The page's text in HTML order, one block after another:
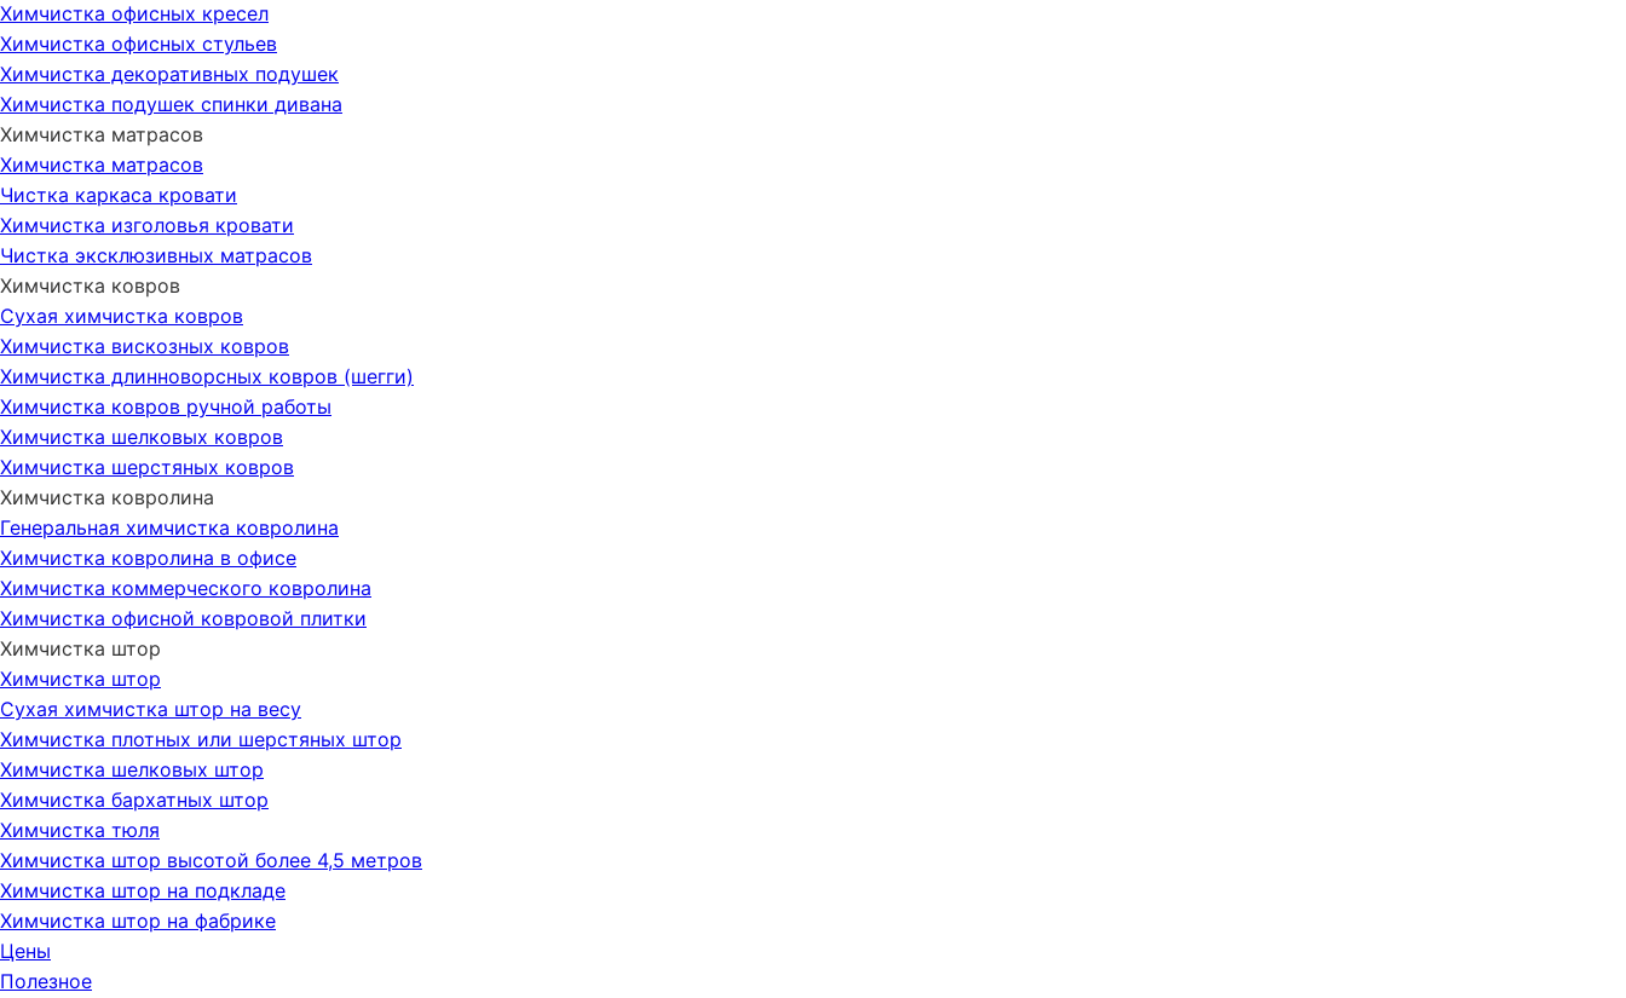
Химчистка офисных кресел
Химчистка офисных стульев
Химчистка декоративных подушек
Химчистка подушек спинки дивана
Химчистка матрасов
Химчистка матрасов
Чистка каркаса кровати
Химчистка изголовья кровати
Чистка эксклюзивных матрасов
Химчистка ковров
Сухая химчистка ковров
Химчистка вискозных ковров
Химчистка длинноворсных ковров (шегги)
Химчистка ковров ручной работы
Химчистка шелковых ковров
Химчистка шерстяных ковров
Химчистка ковролина
Генеральная химчистка ковролина
Химчистка ковролина в офисе
Химчистка коммерческого ковролина
Химчистка офисной ковровой плитки
Химчистка штор
Химчистка штор
Сухая химчистка штор на весу
Химчистка плотных или шерстяных штор
Химчистка шелковых штор
Химчистка бархатных штор
Химчистка тюля
Химчистка штор высотой более 4,5 метров
Химчистка штор на подкладе
Химчистка штор на фабрике
Цены
Полезное